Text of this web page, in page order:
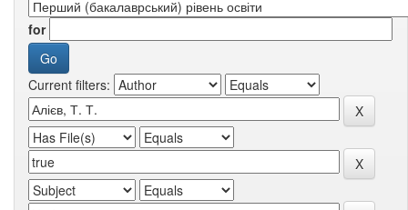
for
Current filters: